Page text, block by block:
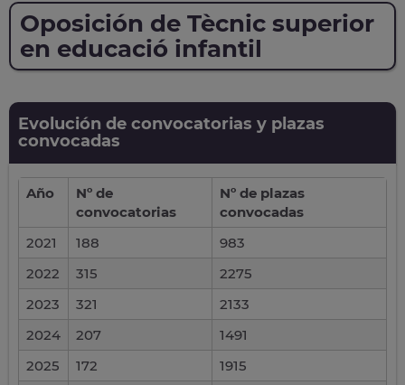
Oposición de Tècnic superior
en educació infantil
Evolución de convocatorias y plazas
convocadas
Año
Nº de
convocatorias
Nº de plazas
convocadas
2021
188
983
2022
315
2275
2023
321
2133
2024
207
1491
2025
172
1915